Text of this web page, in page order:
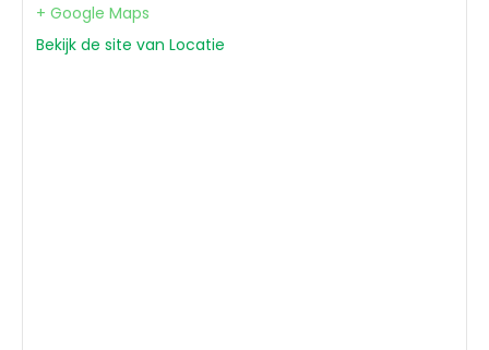
+ Google Maps
Bekijk de site van Locatie